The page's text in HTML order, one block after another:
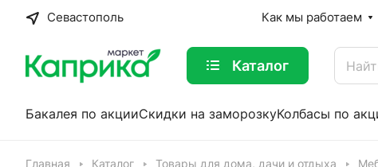
Севастополь Как мы работаем
Каталог
Бакалея по акцииСкидки на заморозкуКолбасы по
Главная Каталог Товары для дома, дачи и отдыха